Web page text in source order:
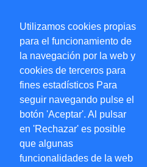
Utilizamos cookies propias
para el funcionamiento de
la navegación por la web y
cookies de terceros para
fines estadísticos Para
seguir navegando pulse el
botón 'Aceptar'. Al pulsar
en 'Rechazar' es posible
que algunas
funcionalidades de la web